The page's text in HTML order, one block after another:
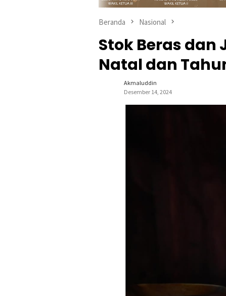
Beranda Nasional
Stok Beras
Natal dan
Akmaluddin
Desember 14, 2024